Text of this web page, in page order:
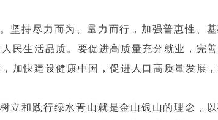
坚持尽力而为、量力而行，加强普惠性、
民生活品质。要促进高质量充分就业，完善
加快建设健康中国，促进人口高质量发展
立和践行绿水青山就是金山银山的理念，